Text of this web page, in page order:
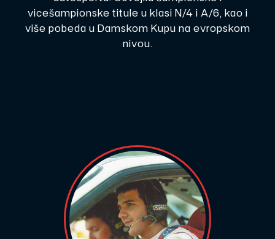
vicešampionske titule u klasi N/4 i A/6, kao i
više pobeda u Damskom Kupu na evropskom
nivou.